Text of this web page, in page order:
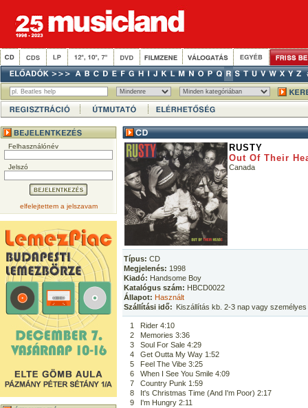
Felhasználónév
Jelszó
elfelejtettem a jelszavam
RUSTY
Out Of Their
Canada
Típus: CD
Megjelenés: 1998
Kiadó: Handsome Boy
Katalógus szám: HBCD0022
Állapot: Használt
Szállítási idő: Kiszállítás kb. 2-3 nap vagy
1
Rider 4:10
2
Memories 3:36
3
Soul For Sale 4:29
4
Get Outta My Way 1:52
5
Feel The Vibe 3:25
6
When I See You Smile 4:09
7
Country Punk 1:59
8
It's Christmas Time (And I'm Poor) 2:17
9
I'm Hungry 2:11